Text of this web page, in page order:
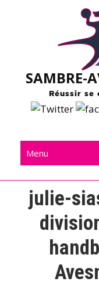
SAMBRE-
Réussir se
Menu
julie-